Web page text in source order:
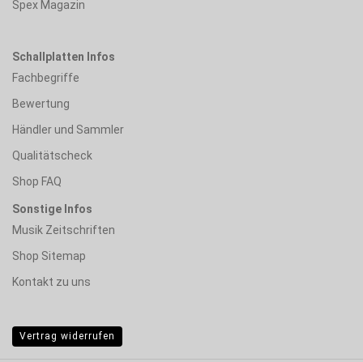
Spex Magazin
Schallplatten Infos
Fachbegriffe
Bewertung
Händler und Sammler
Qualitätscheck
Shop FAQ
Sonstige Infos
Musik Zeitschriften
Shop Sitemap
Kontakt zu uns
Vertrag widerrufen